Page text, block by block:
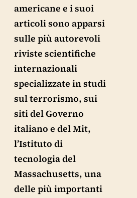
americane e i suoi
articoli sono apparsi
sulle più autorevoli
riviste scientifiche
internazionali
specializzate in studi
sul terrorismo, sui
siti del Governo
italiano e del Mit,
l’Istituto di
tecnologia del
Massachusetts, una
delle più importanti